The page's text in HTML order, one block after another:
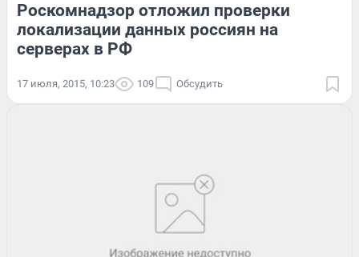
Роскомнадзор отложил проверки
локализации данных россиян на
серверах в РФ
17 июля, 2015, 10:23 109 Обсудить